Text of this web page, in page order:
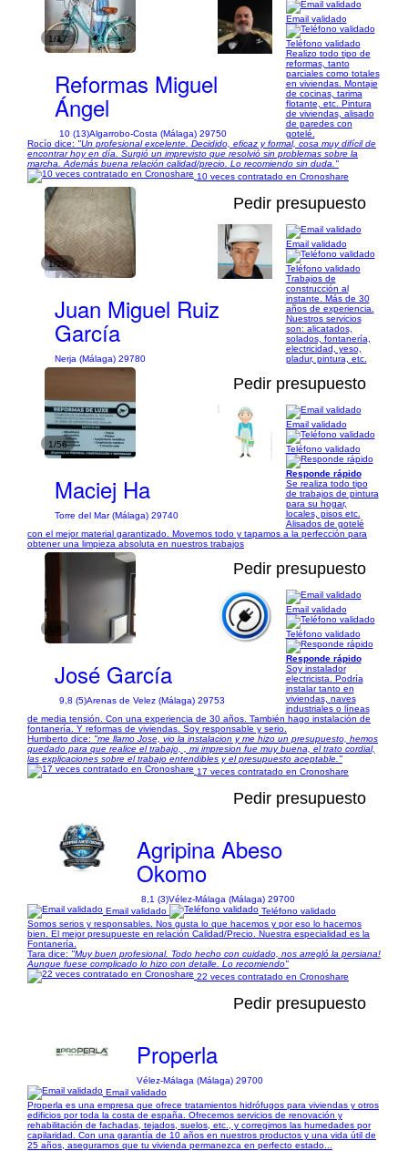
1/17
Reformas Miguel
Ángel
10 (13)Algarrobo-Costa (Málaga) 29750
Email validado
Teléfono validado
Realizo todo tipo de
reformas, tanto
parciales como totales
en viviendas. Montaje
de cocinas, tarima
flotante, etc. Pintura
de viviendas, alisado
de paredes con
gotelé.
Rocío dice: "Un profesional excelente. Decidido, eficaz y formal, cosa muy difícil de
encontrar hoy en día. Surgió un imprevisto que resolvió sin problemas sobre la
marcha. Además buena relación calidad/precio. Lo recomiendo sin duda."
10 veces contratado en Cronoshare
1/25
Pedir presupuesto
Juan Miguel Ruiz
García
Nerja (Málaga) 29780
Email validado
Teléfono validado
Trabajos de
construcción al
instante. Más de 30
años de experiencia.
Nuestros servicios
son: alicatados,
solados, fontanería,
electricidad, yeso,
pladur, pintura, etc.
1/56
Pedir presupuesto
Maciej Ha
Torre del Mar (Málaga) 29740
Email validado
Teléfono validado
Responde rápido
Se realiza todo tipo
de trabajos de pintura
para su hogar,
locales, pisos etc.
Alisados de gotelé
con el mejor material garantizado. Movemos todo y tapamos a la perfección para
obtener una limpieza absoluta en nuestros trabajos
1/8
Pedir presupuesto
José García
9,8 (5)Arenas de Velez (Málaga) 29753
Email validado
Teléfono validado
Responde rápido
Soy instalador
electricista. Podría
instalar tanto en
viviendas, naves
industriales o líneas
de media tensión. Con una experiencia de 30 años. También hago instalación de
fontanería. Y reformas de viviendas. Soy responsable y serio.
Humberto dice: "me llamo Jose, vio la instalacion y me hizo un presupuesto, hemos
quedado para que realice el trabajo, , mi impresion fue muy buena, el trato cordial,
las explicaciones sobre el trabajo entendibles y el presupuesto aceptable."
17 veces contratado en Cronoshare
Pedir presupuesto
Agripina Abeso
Okomo
8,1 (3)Vélez-Málaga (Málaga) 29700
Email validado
Teléfono validado
Somos serios y responsables. Nos gusta lo que hacemos y por eso lo hacemos
bien. El mejor presupueste en relación Calidad/Precio. Nuestra especialidad es la
Fontanería.
Tara dice: "Muy buen profesional. Todo hecho con cuidado, nos arregló la persiana!
Aunque fuese complicado lo hizo con detalle. Lo recomiendo"
22 veces contratado en Cronoshare
Pedir presupuesto
Properla
Vélez-Málaga (Málaga) 29700
Email validado
Properla es una empresa que ofrece tratamientos hidrófugos para viviendas y otros
edificios por toda la costa de españa. Ofrecemos servicios de renovación y
rehabilitación de fachadas, tejados, suelos, etc., y corregimos las humedades por
capilaridad. Con una garantía de 10 años en nuestros productos y una vida útil de
25 años, aseguramos que tu vivienda permanezca en perfecto estado...